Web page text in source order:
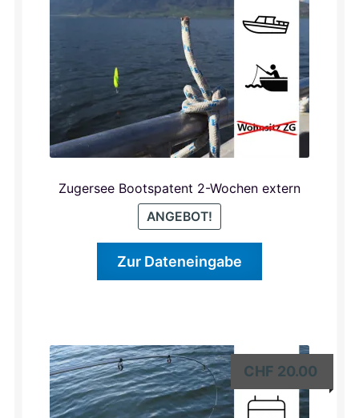
Zugersee Bootspatent 2-Wochen extern
ANGEBOT!
Zur Dateneingabe
CHF 20.00